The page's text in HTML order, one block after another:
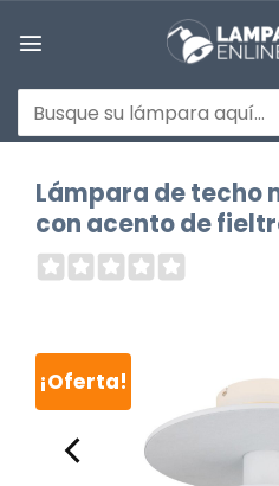
Buscar
por:
Lámpara de techo
con acento de
¡Oferta!